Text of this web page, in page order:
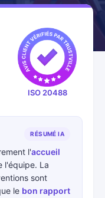
ISO 20488
RÉSUMÉ IA
l'accueil
l'équipe. La
sont
le bon rapport